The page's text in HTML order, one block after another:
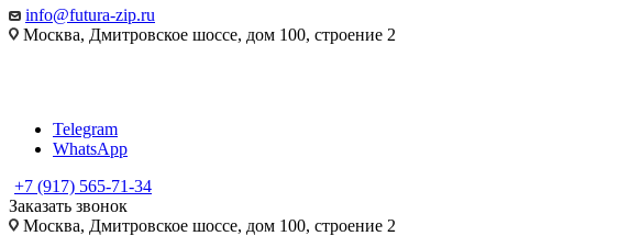
info@futura-zip.ru
Москва, Дмитровское шоссе, дом 100, строение 2
Telegram
WhatsApp
+7 (917) 565-71-34
Заказать звонок
Москва, Дмитровское шоссе, дом 100, строение 2